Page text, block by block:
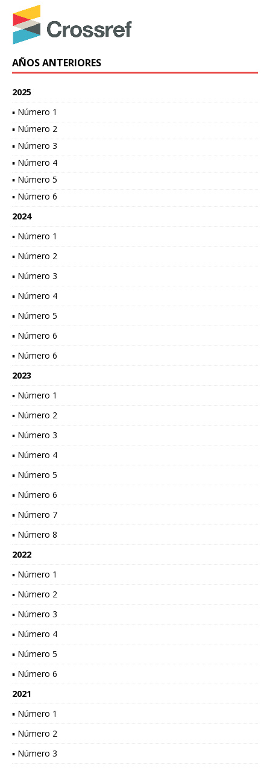
AÑOS ANTERIORES
2025
▪ Número 1
▪ Número 2
▪ Número 3
▪ Número 4
▪ Número 5
▪ Número 6
2024
▪ Número 1
▪ Número 2
▪ Número 3
▪ Número 4
▪ Número 5
▪ Número 6
▪ Número 6
2023
▪ Número 1
▪ Número 2
▪ Número 3
▪ Número 4
▪ Número 5
▪ Número 6
▪ Número 7
▪ Número 8
2022
▪ Número 1
▪ Número 2
▪ Número 3
▪ Número 4
▪ Número 5
▪ Número 6
2021
▪ Número 1
▪ Número 2
▪ Número 3